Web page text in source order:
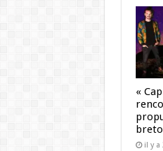
«
il y a